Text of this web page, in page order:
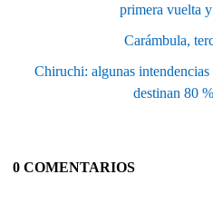
primera vuelta
Carámbula,
Chiruchi: algunas
destinan 80
0 COMENTARIOS